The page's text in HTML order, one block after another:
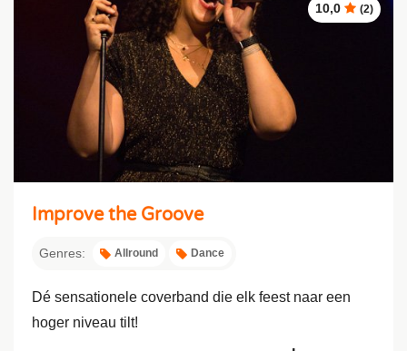
10,0 (2)
Improve the Groove
Genres: Allround Dance
Dé sensationele coverband die elk feest naar een
hoger niveau tilt!